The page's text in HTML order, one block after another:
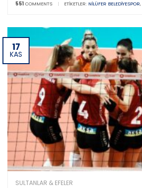
551 COMMENTS | ETIKETLER: NILÜFER BELEDIYESPOR,
17
KAS
SULTANLAR & EFELER